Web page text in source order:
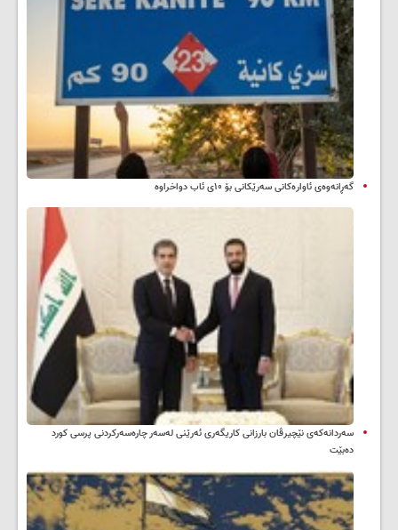
گەڕانەوەی ئاوارەکانی سەرێکانی بۆ ۱۰ی ئاب دواخراوە
سه‌ردانه‌کەی نێچیرڤان بارزانی كاریگه‌ری ئه‌رێنی له‌سه‌ر چاره‌سه‌ركردنی پرسی كورد
ده‌بێت